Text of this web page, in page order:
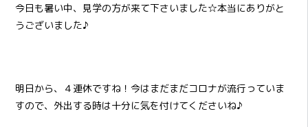
今日も暑い中、見学の方が来て下さいました☆本当にありがと
うございました♪
明日から、４連休ですね！今はまだまだコロナが流行っていま
すので、外出する時は十分に気を付けてくださいね♪